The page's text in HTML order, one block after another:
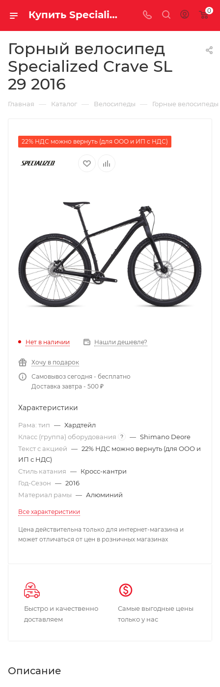
Купить Specialized Crave SL 29 2016 за рублей, а со скидкой 0
Горный велосипед
Specialized Crave SL
29 2016
Главная — Каталог — Велосипеды — Горные велосипеды
22% НДС можно вернуть (для ООО и ИП с НДС)
Нет в наличии Нашли дешевле?
Хочу в подарок
Самовывоз сегодня - бесплатно
Доставка завтра - 500 ₽
Характеристики
Рама: тип — Хардтейл
Класс (группа) оборудования
? — Shimano Deore
Текст с акцией — 22% НДС можно вернуть (для ООО и
ИП с НДС)
Стиль катания — Кросс-кантри
Год-Сезон — 2016
Материал рамы — Алюминий
Все характеристики
Цена действительна только для интернет-магазина и
может отличаться от цен в розничных магазинах
Быстро и качественно
доставляем
Самые выгодные цены
только у нас
Описание